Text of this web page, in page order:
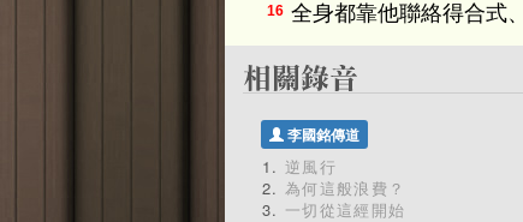
16 全身都靠他聯絡得合式
李國銘傳道
逆風行
為何這般浪費？
一切從這經開始